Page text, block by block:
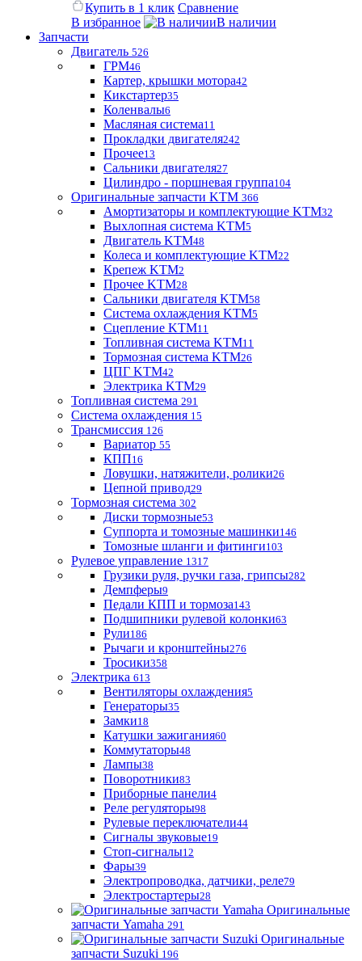
Купить в 1 клик Сравнение
В избранное
В наличии
Запчасти
Двигатель 526
ГРМ46
Картер, крышки мотора42
Кикстартер35
Коленвалы6
Масляная система11
Прокладки двигателя242
Прочее13
Сальники двигателя27
Цилиндро - поршневая группа104
Оригинальные запчасти KTM 366
Амортизаторы и комплектующие KTM32
Выхлопная система KTM5
Двигатель KTM48
Колеса и комплектующие KTM22
Крепеж KTM2
Прочее KTM28
Сальники двигателя KTM58
Система охлаждения KTM5
Сцепление KTM11
Топливная система KTM11
Тормозная система KTM26
ЦПГ KTM42
Электрика KTM29
Топливная система 291
Система охлаждения 15
Трансмиссия 126
Вариатор 55
КПП16
Ловушки, натяжители, ролики26
Цепной привод29
Тормозная система 302
Диски тормозные53
Суппорта и томозные машинки146
Томозные шланги и фитинги103
Рулевое управление 1317
Грузики руля, ручки газа, грипсы282
Демпферы9
Педали КПП и тормоза143
Подшипники рулевой колонки63
Рули186
Рычаги и кронштейны276
Тросики358
Электрика 613
Вентиляторы охлаждения5
Генераторы35
Замки18
Катушки зажигания60
Коммутаторы48
Лампы38
Поворотники83
Приборные панели4
Реле регуляторы98
Рулевые переключатели44
Сигналы звуковые19
Стоп-сигналы12
Фары39
Электропроводка, датчики, реле79
Электростартеры28
Оригинальные
запчасти Yamaha 291
Оригинальные
запчасти Suzuki 196